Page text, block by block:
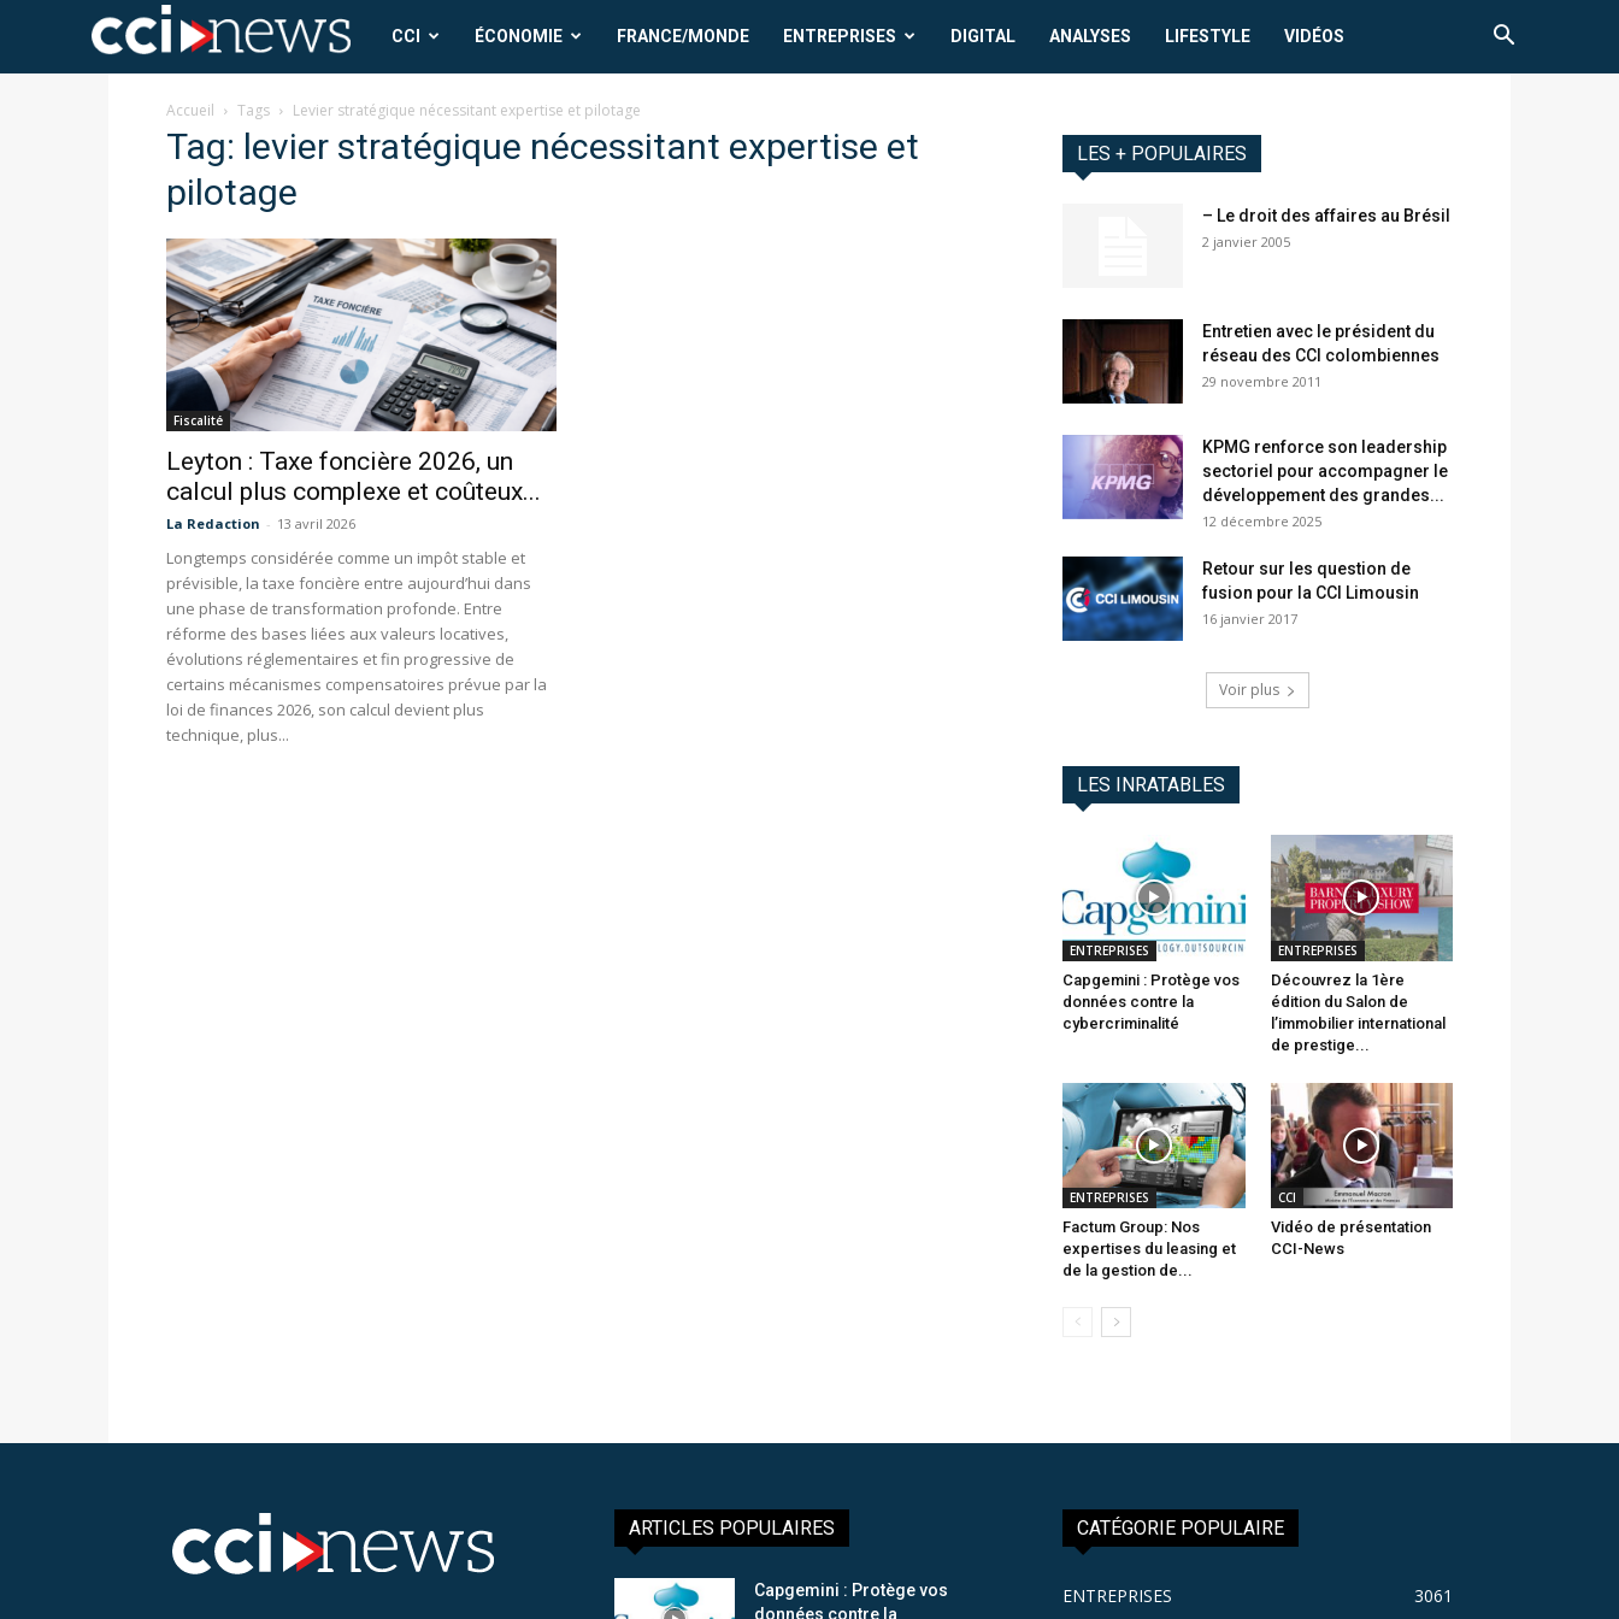
CCI
News
CCI ÉCONOMIE FRANCE/MONDE ENTREPRISES DIGITAL ANALYSES LIFESTYLE VIDÉOS
Accueil Tags Levier stratégique nécessitant expertise et pilotage
Tag: levier stratégique nécessitant expertise et
pilotage
Fiscalité
Leyton : Taxe foncière 2026, un
calcul plus complexe et coûteux...
La Redaction - 13 avril 2026
Longtemps considérée comme un impôt stable et
prévisible, la taxe foncière entre aujourd’hui dans
une phase de transformation profonde. Entre
réforme des bases liées aux valeurs locatives,
évolutions réglementaires et fin progressive de
certains mécanismes compensatoires prévue par la
loi de finances 2026, son calcul devient plus
technique, plus...
LES + POPULAIRES
– Le droit des affaires au Brésil
2 janvier 2005
Entretien avec le président du
réseau des CCI colombiennes
29 novembre 2011
KPMG renforce son leadership
sectoriel pour accompagner le
développement des grandes...
12 décembre 2025
Retour sur les question de
fusion pour la CCI Limousin
16 janvier 2017
Voir plus
LES INRATABLES
ENTREPRISES
Capgemini : Protège vos
données contre la
cybercriminalité
ENTREPRISES
Découvrez la 1ère
édition du Salon de
l’immobilier international
de prestige...
ENTREPRISES
Factum Group: Nos
expertises du leasing et
de la gestion de...
CCI
Vidéo de présentation
CCI-News
ARTICLES POPULAIRES
Capgemini : Protège vos
données contre la
CATÉGORIE POPULAIRE
ENTREPRISES 3061